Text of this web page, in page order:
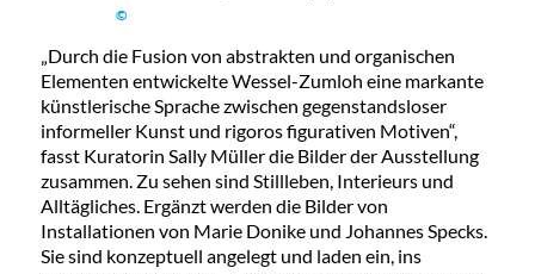
©
„Durch die Fusion von abstrakten und organischen
Elementen entwickelte Wessel-Zumloh eine markante
künstlerische Sprache zwischen gegenstandsloser
informeller Kunst und rigoros figurativen Motiven“,
fasst Kuratorin Sally Müller die Bilder der Ausstellung
zusammen. Zu sehen sind Stillleben, Interieurs und
Alltägliches. Ergänzt werden die Bilder von
Installationen von Marie Donike und Johannes Specks.
Sie sind konzeptuell angelegt und laden ein, ins